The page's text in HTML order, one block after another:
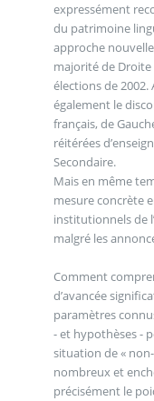
expressément
du patrimoine
approche nouvelle
majorité de Droite
élections de
également le
français, de
réitérées
Secondaire.
Mais en même
mesure concrète
institutionnels de
malgré les
Comment
d’avancée
paramètres
- et hypothèses -
situation de «
nombreux et
précisément le